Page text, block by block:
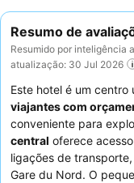
Resumo de
Resumido por inteligência
atualização: 30 Jul 2026
Este hotel é um
viajantes com
conveniente para
central oferece
ligações de
Gare du Nord. O